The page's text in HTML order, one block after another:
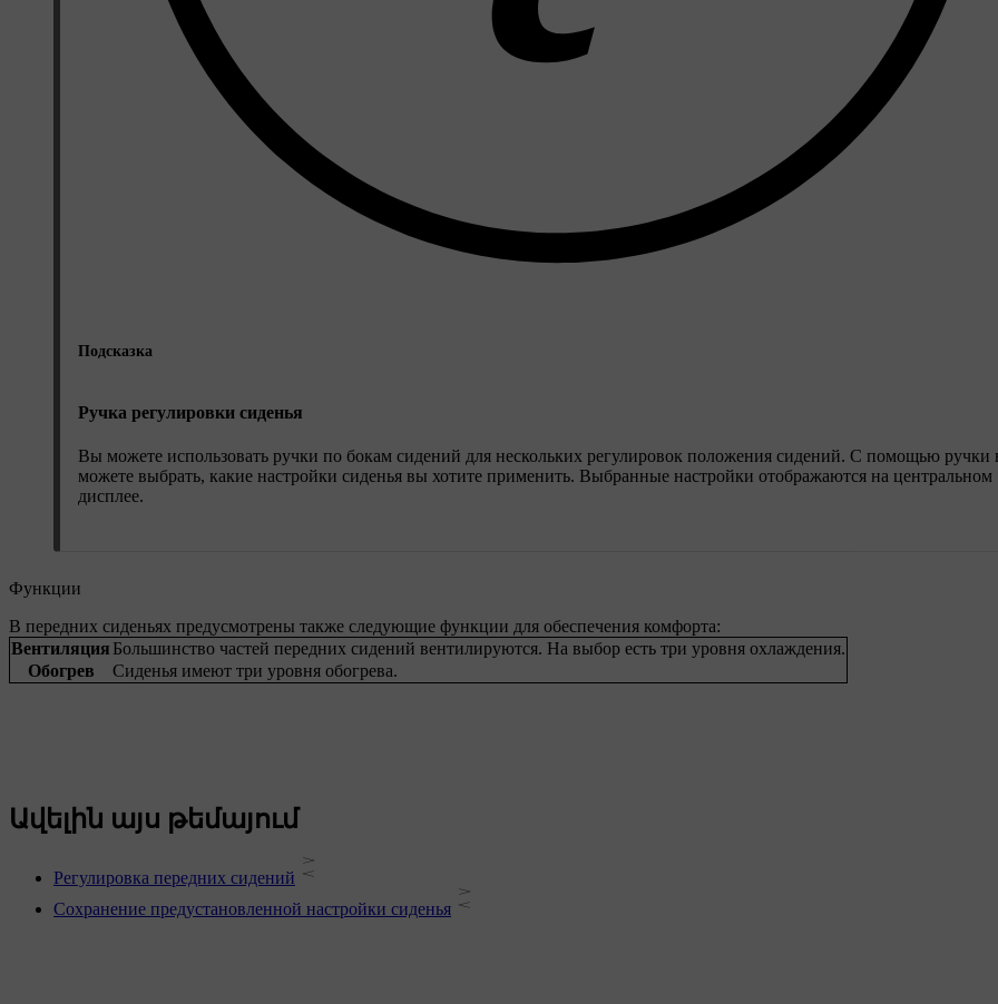
Подсказка
Ручка регулировки сиденья
Вы можете использовать ручки по бокам сидений для нескольких регулировок положения сидений. С помощью ручки
можете выбрать, какие настройки сиденья вы хотите применить. Выбранные настройки отображаются на центральном
дисплее.
Функции
В передних сиденьях предусмотрены также следующие функции для обеспечения комфорта:
Вентиляция Большинство частей передних сидений вентилируются. На выбор есть три уровня охлаждения.
Обогрев
Сиденья имеют три уровня обогрева.
Ավելին այս թեմայում
Регулировка передних сидений
Сохранение предустановленной настройки сиденья